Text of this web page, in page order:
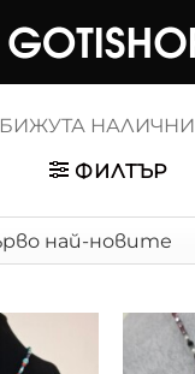
БИЖУТА НАЛИЧНИ
ФИЛТЪР